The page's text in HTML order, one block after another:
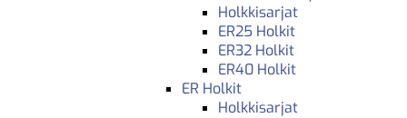
Holkkisarjat
ER25 Holkit
ER32 Holkit
ER40 Holkit
ER Holkit
Holkkisarjat